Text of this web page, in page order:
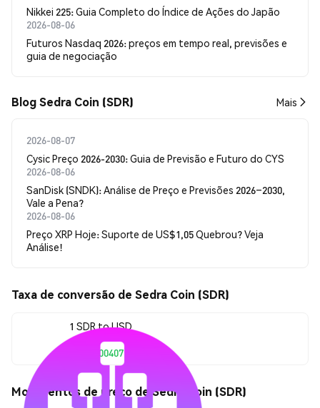
Nikkei 225: Guia Completo do Índice de Ações do Japão
2026-08-06
Futuros Nasdaq 2026: preços em tempo real, previsões e
guia de negociação
Blog Sedra Coin (SDR) Mais
2026-08-07
Cysic Preço 2026-2030: Guia de Previsão e Futuro do CYS
2026-08-06
SanDisk (SNDK): Análise de Preço e Previsões 2026–2030,
Vale a Pena?
2026-08-06
Preço XRP Hoje: Suporte de US$1,05 Quebrou? Veja
Análise!
Taxa de conversão de Sedra Coin (SDR)
1 SDR to USD
$0.00000407
Movimentos de preço de Sedra Coin (SDR)